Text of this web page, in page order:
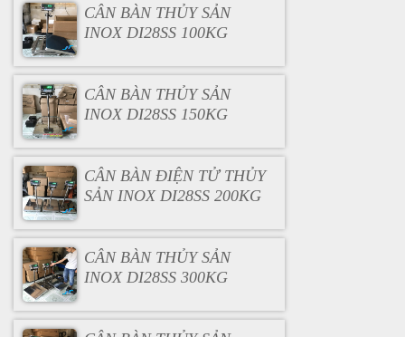
CÂN BÀN THỦY SẢN
INOX DI28SS 100KG
CÂN BÀN THỦY SẢN
INOX DI28SS 150KG
CÂN BÀN ĐIỆN TỬ THỦY
SẢN INOX DI28SS 200KG
CÂN BÀN THỦY SẢN
INOX DI28SS 300KG